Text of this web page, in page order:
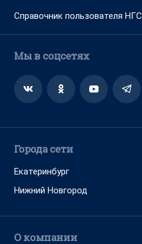
Справочник пользователя НГС
Мы в соцсетях
Города сети
Екатеринбург
Нижний Новгород
О компании